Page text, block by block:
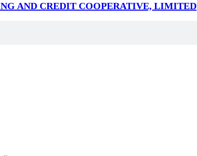
AND CREDIT COOPERATIVE, LIMITED